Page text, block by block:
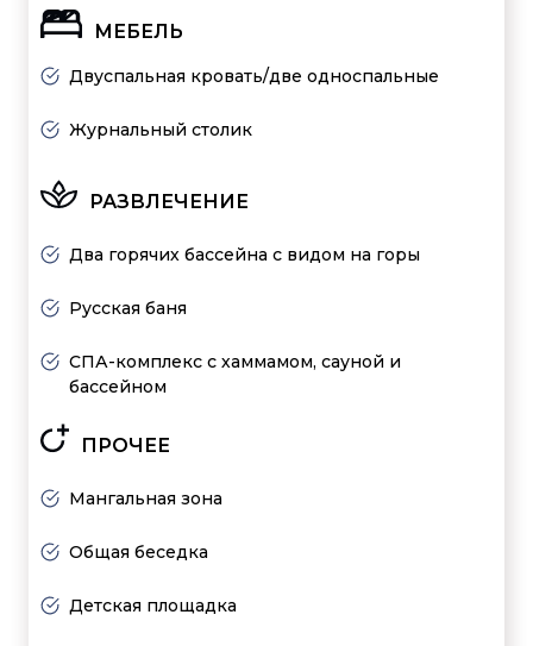
Двуспальная кровать/две односпальные
МЕБЕЛЬ
Журнальный столик
РАЗВЛЕЧЕНИЕ
Два горячих бассейна с видом на горы
Русская баня
СПА-комплекс с хаммамом, сауной и
бассейном
ПРОЧЕЕ
Мангальная зона
Общая беседка
Детская площадка